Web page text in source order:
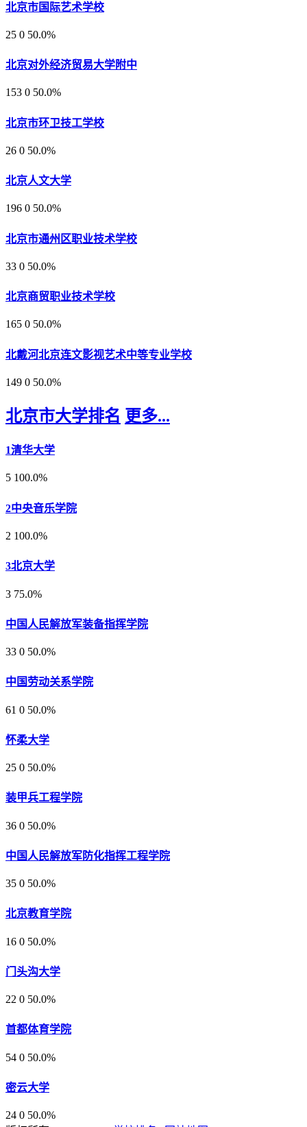
北京市国际艺术学校
25 0 50.0%
北京对外经济贸易大学附中
153 0 50.0%
北京市环卫技工学校
26 0 50.0%
北京人文大学
196 0 50.0%
北京市通州区职业技术学校
33 0 50.0%
北京商贸职业技术学校
165 0 50.0%
北戴河北京连文影视艺术中等专业学校
149 0 50.0%
北京市大学排名 更多...
1清华大学
5 100.0%
2中央音乐学院
2 100.0%
3北京大学
3 75.0%
中国人民解放军装备指挥学院
33 0 50.0%
中国劳动关系学院
61 0 50.0%
怀柔大学
25 0 50.0%
装甲兵工程学院
36 0 50.0%
中国人民解放军防化指挥工程学院
35 0 50.0%
北京教育学院
16 0 50.0%
门头沟大学
22 0 50.0%
首都体育学院
54 0 50.0%
密云大学
24 0 50.0%